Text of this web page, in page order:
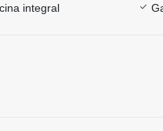
integral